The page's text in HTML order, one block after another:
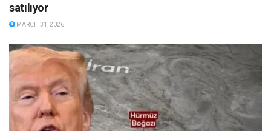
satılıyor
MARCH 31, 2026